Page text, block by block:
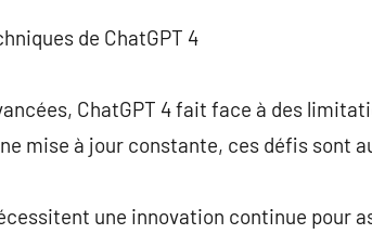
de ChatGPT 4
ChatGPT 4 fait face à des
mise à jour constante, ces défis sont
une innovation continue pour